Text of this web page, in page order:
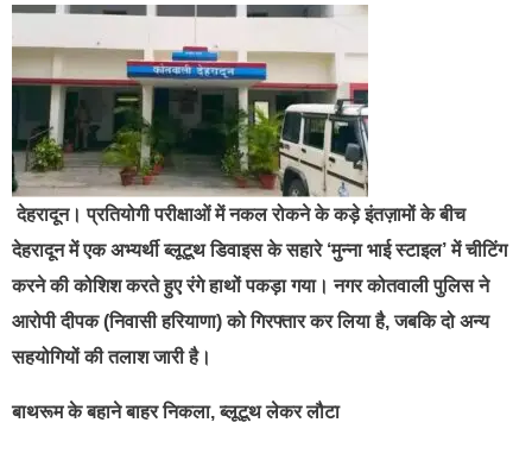
देहरादून। प्रतियोगी परीक्षाओं में नकल रोकने के कड़े इंतज़ामों के बीच
देहरादून में एक अभ्यर्थी ब्लूटूथ डिवाइस के सहारे ‘मुन्ना भाई स्टाइल’ में चीटिंग
करने की कोशिश करते हुए रंगे हाथों पकड़ा गया। नगर कोतवाली पुलिस ने
आरोपी दीपक (निवासी हरियाणा) को गिरफ्तार कर लिया है, जबकि दो अन्य
सहयोगियों की तलाश जारी है।
बाथरूम के बहाने बाहर निकला, ब्लूटूथ लेकर लौटा